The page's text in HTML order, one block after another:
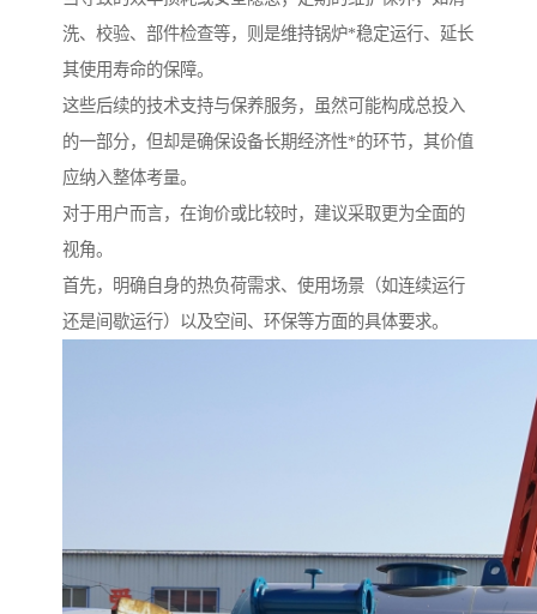
洗、校验、部件检查等，则是维持锅炉*稳定运行、延长
其使用寿命的保障。
这些后续的技术支持与保养服务，虽然可能构成总投入
的一部分，但却是确保设备长期经济性*的环节，其价值
应纳入整体考量。
对于用户而言，在询价或比较时，建议采取更为全面的
视角。
首先，明确自身的热负荷需求、使用场景（如连续运行
还是间歇运行）以及空间、环保等方面的具体要求。